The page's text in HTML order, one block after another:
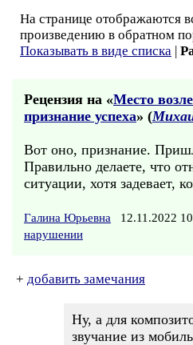
На странице отображаются
произведению в обратном
Показывать в виде списка |
Рецензия на «Место
признание успеха» (
Вот оно, признание.
Правильно делаете, что
ситуации, хотя задевает,
Галина Юрьевна 12.11.2022
нарушении
+ добавить замечания
Ну, а для
звучание из